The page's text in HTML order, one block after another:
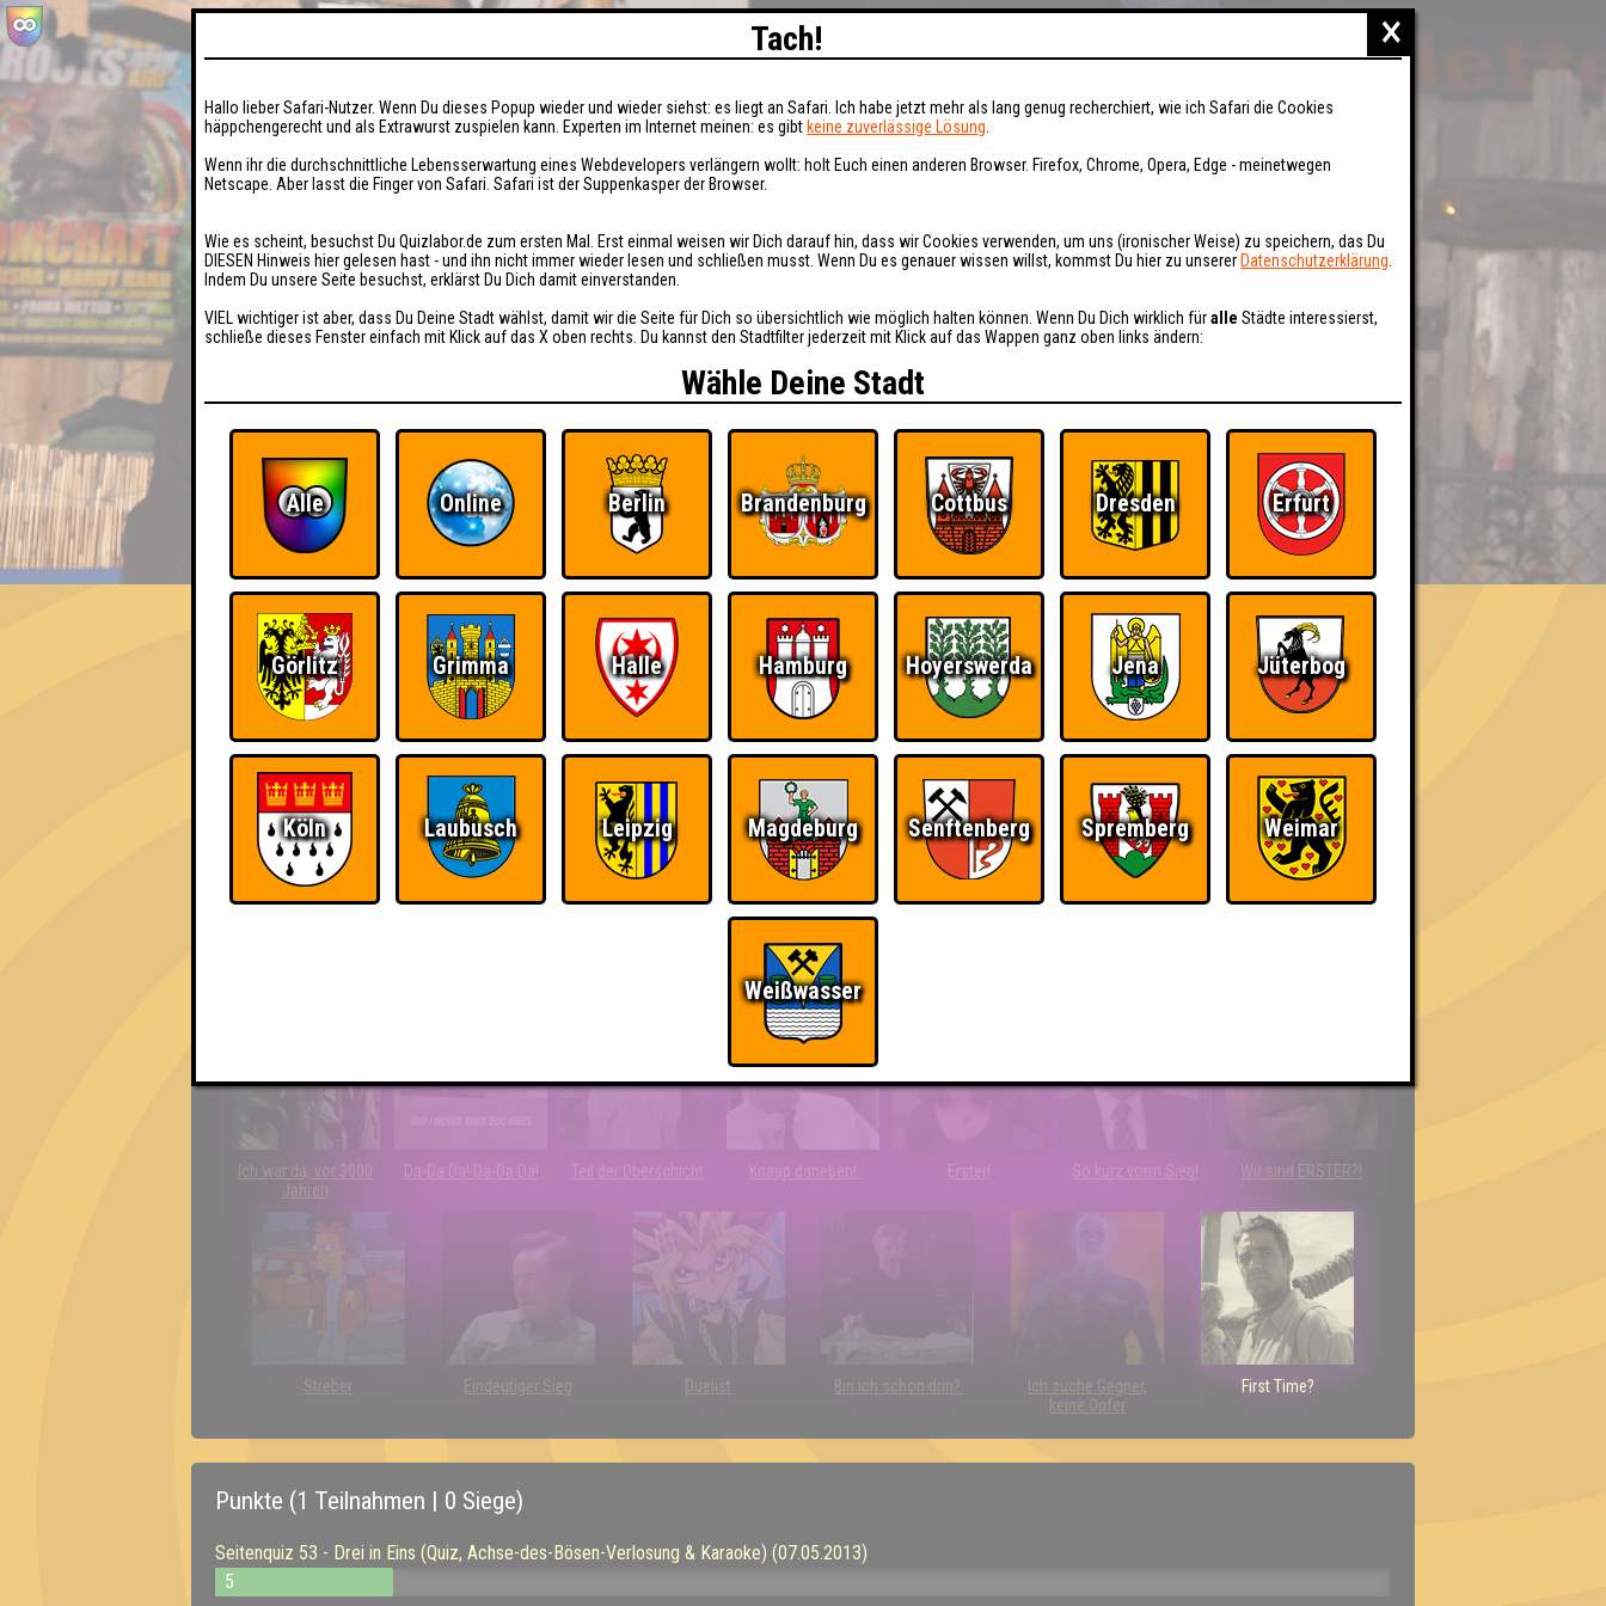
EVENTS HIGHSCORE RESERVIERUNG BUCHEN FAQ ÜBER UNS
Prima Klima
Errungenschaften
Kleiner Hinweis: bei uns sind Teams, die in einem Stechen verlieren, trotzdem auf dem 1. Platz - den haben sie sich schließlich verdient! Entsprechend gibt es
für diese auch Errungenschaften für den 1. Platz.
Quizveteran
Ich war da, vor 3000
Jahren
Da-Da Da! Da-Da Da! Teil der Oberschicht Knapp daneben! Erster! So kurz vorm Sieg! Wir sind ERSTER?!
Streber Eindeutiger Sieg Duelist Bin ich schon drin?
Ich suche Gegner,
keine Opfer
First Time?
Punkte (1 Teilnahmen | 0 Siege)
Seitenquiz 53 - Drei in Eins (Quiz, Achse-des-Bösen-Verlosung & Karaoke) (07.05.2013)
5
×
Tach!
Hallo lieber Safari-Nutzer. Wenn Du dieses Popup wieder und wieder siehst: es liegt an Safari. Ich habe jetzt mehr als lang genug recherchiert, wie ich Safari die Cookies
häppchengerecht und als Extrawurst zuspielen kann. Experten im Internet meinen: es gibt keine zuverlässige Lösung
Wenn ihr die durchschnittliche Lebensserwartung eines Webdevelopers verlängern wollt: holt Euch einen anderen Browser. Firefox, Chrome, Opera, Edge - meinetwegen
Netscape. Aber lasst die Finger von Safari. Safari ist der Suppenkasper der Browser.
Wie es scheint, besuchst Du Quizlabor.de zum ersten Mal. Erst einmal weisen wir Dich darauf hin, dass wir Cookies verwenden, um uns (ironischer Weise) zu speichern, das Du
DIESEN Hinweis hier gelesen hast - und ihn nicht immer wieder lesen und schließen musst. Wenn Du es genauer wissen willst, kommst Du hier zu unserer Datenschutzerklärung
Indem Du unsere Seite besuchst, erklärst Du Dich damit einverstanden.
VIEL wichtiger ist aber, dass Du Deine Stadt wählst, damit wir die Seite für Dich so übersichtlich wie möglich halten können. Wenn Du Dich wirklich füralle Städte interessierst,
schließe dieses Fenster einfach mit Klick auf das X oben rechts. Du kannst den Stadtfilter jederzeit mit Klick auf das Wappen ganz oben links ändern:
Wähle Deine Stadt
Alle Online Berlin Brandenburg Cottbus Dresden Erfurt
Görlitz Grimma Halle Hamburg Hoyerswerda Jena Jüterbog
Köln Laubusch Leipzig Magdeburg Senftenberg Spremberg Weimar
Weißwasser